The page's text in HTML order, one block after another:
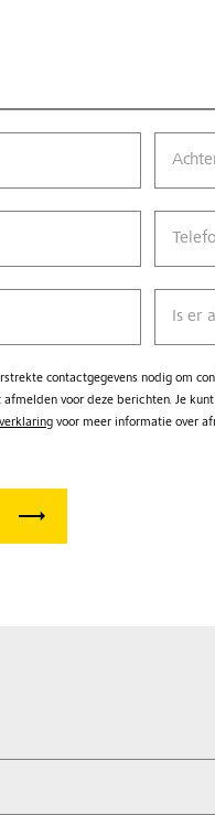
Is er
contactgegevens nodig om
voor deze berichten. Je
voor meer informatie over